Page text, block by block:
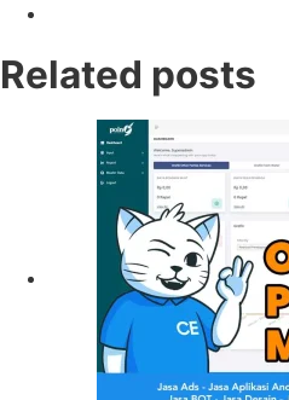
Related posts